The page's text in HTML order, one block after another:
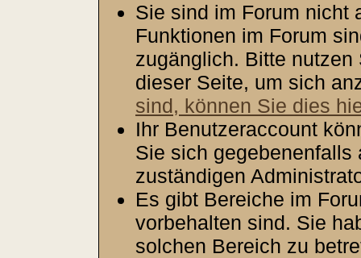
Sie sind im Forum nicht
Funktionen im Forum
zugänglich. Bitte
dieser Seite, um sich
sind, können Sie dies
Ihr Benutzeraccount
Sie sich gegebenenfalls
zuständigen
Es gibt Bereiche im
vorbehalten sind. Sie
solchen Bereich zu